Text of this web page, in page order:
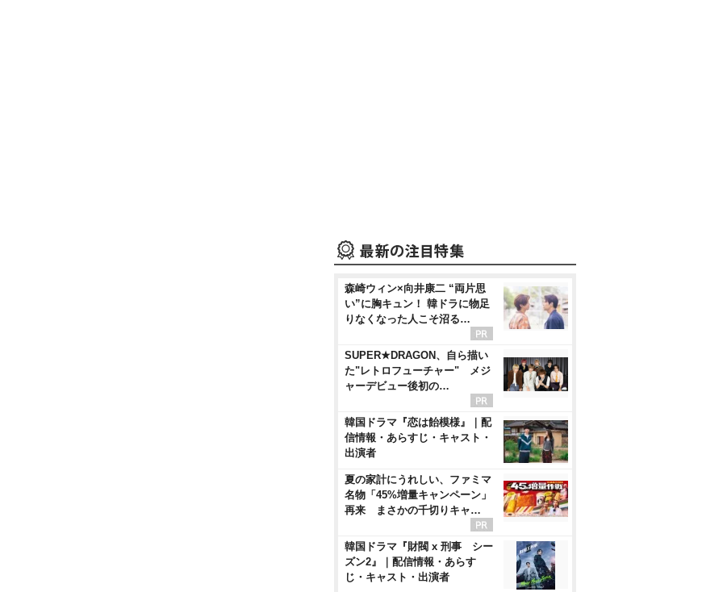
森崎ウィン×向井康二 “両片思
い”に胸キュン！ 韓ドラに物足
りなくなった人こそ沼る…
SUPER★DRAGON、自ら描い
た"レトロフューチャー" メジ
ャーデビュー後初の…
韓国ドラマ『恋は飴模様』｜配
信情報・あらすじ・キャスト・
出演者
夏の家計にうれしい、ファミマ
名物「45%増量キャンペーン」
再来 まさかの千切りキャ…
韓国ドラマ『財閥 x 刑事 シー
ズン2』｜配信情報・あらす
じ・キャスト・出演者